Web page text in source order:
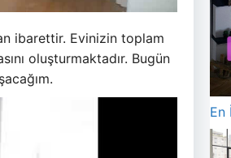
ibarettir. Evinizin toplam
oluşturmaktadır. Bugün
En